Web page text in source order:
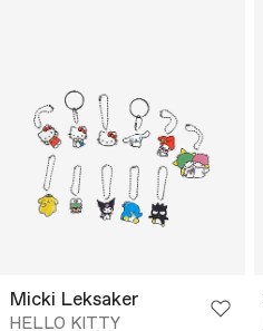
Micki Leksaker
HELLO KITTY